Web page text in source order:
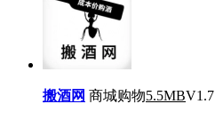
搬酒网 商城购物5.5MBV1.7